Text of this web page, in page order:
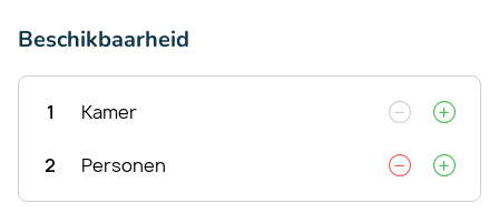
Beschikbaarheid
1 Kamer
2 Personen